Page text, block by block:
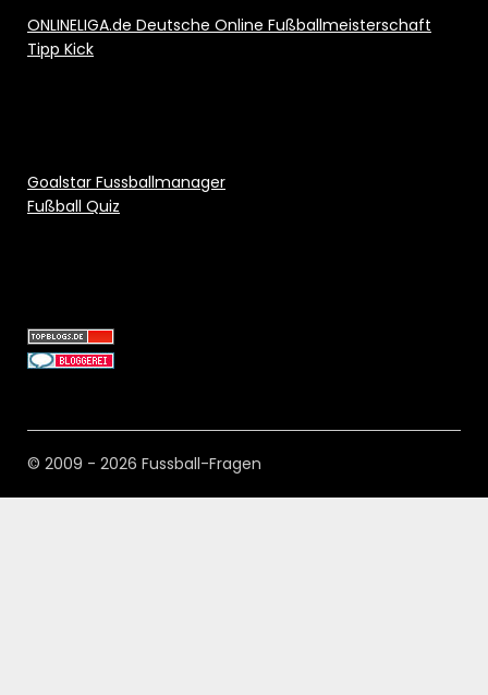
ONLINELIGA.de Deutsche Online Fußballmeisterschaft
Tipp Kick
Goalstar Fussballmanager
Fußball Quiz
© 2009 - 2026 Fussball-Fragen